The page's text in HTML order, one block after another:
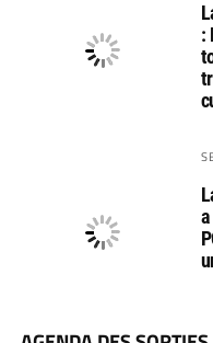
: